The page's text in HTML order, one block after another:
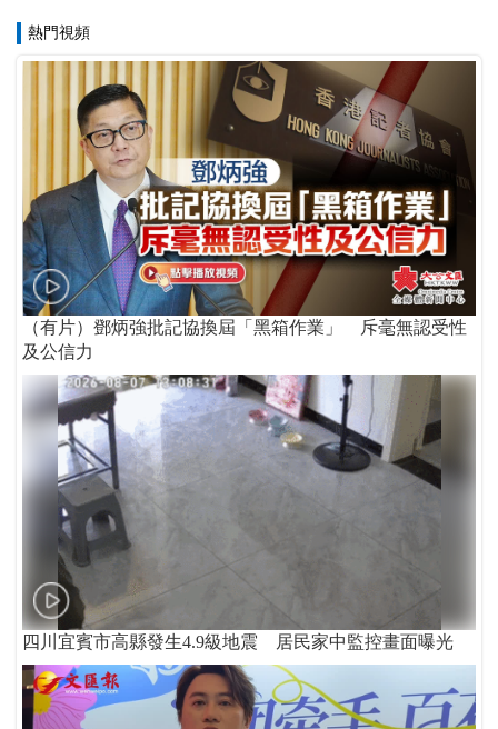
熱門視頻
（有片）鄧炳強批記協換屆「黑箱作業」 斥毫無認受性
及公信力
四川宜賓市高縣發生4.9級地震 居民家中監控畫面曝光